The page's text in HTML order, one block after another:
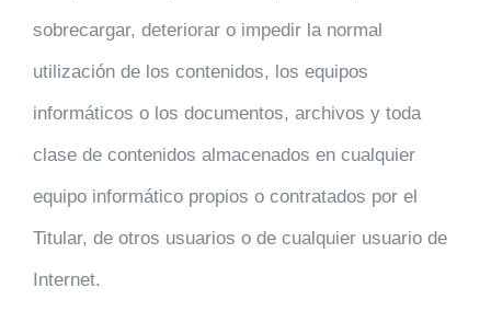
sobrecargar, deteriorar o impedir la normal
utilización de los contenidos, los equipos
informáticos o los documentos, archivos y toda
clase de contenidos almacenados en cualquier
equipo informático propios o contratados por el
Titular, de otros usuarios o de cualquier usuario de
Internet.